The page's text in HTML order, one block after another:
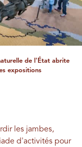
de l'État abrite
expositions
les jambes,
d'activités pour